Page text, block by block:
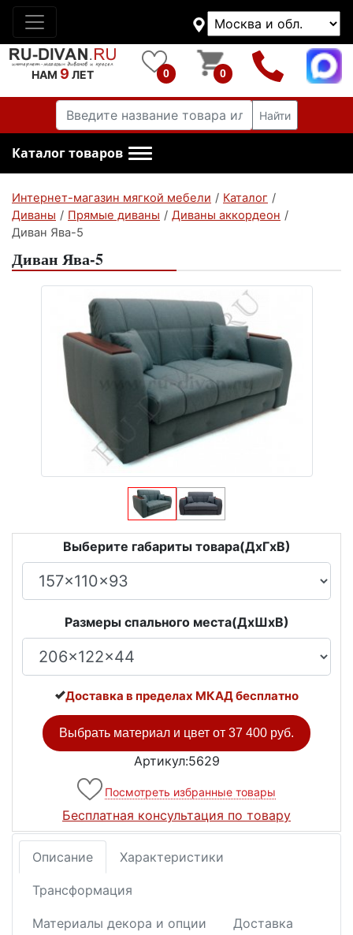
НАМ 9 ЛЕТ 0 0
Найти
Каталог товаров
Интернет-магазин мягкой мебели / Каталог /
Диваны / Прямые диваны / Диваны аккордеон /
Диван Ява-5
Диван Ява-5
Выберите габариты товара(ДxГxВ)
Размеры спального места(ДxШxВ)
Доставка в пределах МКАД бесплатно
Выбрать материал и цвет от 37 400 руб.
Артикул:5629
Посмотреть избранные товары
Бесплатная консультация по товару
Описание Характеристики
Трансформация
Материалы декора и опции Доставка